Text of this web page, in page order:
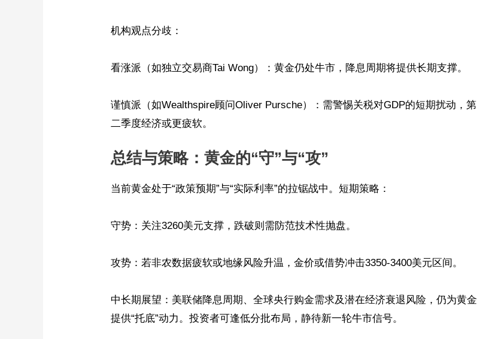
机构观点分歧：
看涨派（如独立交易商Tai Wong）：黄金仍处牛市，降息周期将提供长期支撑。
谨慎派（如Wealthspire顾问Oliver Pursche）：需警惕关税对GDP的短期扰动，第
二季度经济或更疲软。
总结与策略：黄金的“守”与“攻”
当前黄金处于“政策预期”与“实际利率”的拉锯战中。短期策略：
守势：关注3260美元支撑，跌破则需防范技术性抛盘。
攻势：若非农数据疲软或地缘风险升温，金价或借势冲击3350-3400美元区间。
中长期展望：美联储降息周期、全球央行购金需求及潜在经济衰退风险，仍为黄金
提供“托底”动力。投资者可逢低分批布局，静待新一轮牛市信号。